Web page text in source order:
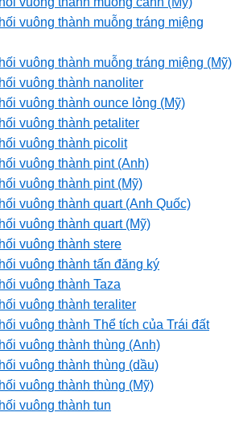
vuông thành muỗng tráng miệng
vuông thành muỗng tráng miệng (Mỹ)
vuông thành nanoliter
vuông thành ounce lỏng (Mỹ)
vuông thành petaliter
vuông thành picolit
vuông thành pint (Anh)
vuông thành pint (Mỹ)
vuông thành quart (Anh Quốc)
vuông thành quart (Mỹ)
vuông thành stere
vuông thành tấn đăng ký
vuông thành Taza
vuông thành teraliter
vuông thành Thể tích của Trái đất
vuông thành thùng (Anh)
vuông thành thùng (dầu)
vuông thành thùng (Mỹ)
vuông thành tun